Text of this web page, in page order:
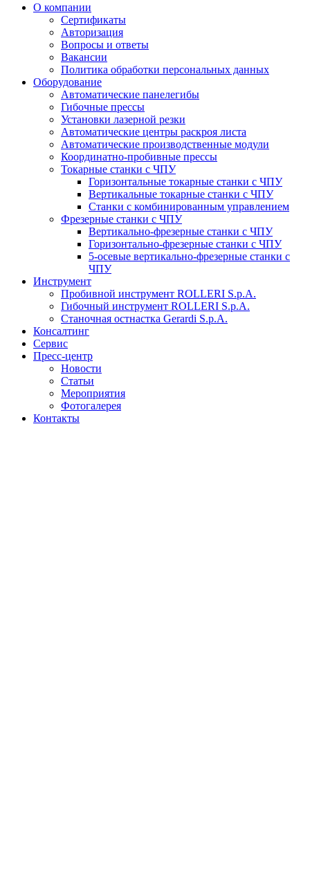
O компании
Сертификаты
Авторизация
Вопросы и ответы
Вакансии
Политика обработки персональных данных
Оборудование
Автоматические панелегибы
Гибочные прессы
Установки лазерной резки
Автоматические центры раскроя листа
Автоматические производственные модули
Координатно-пробивные прессы
Токарные станки с ЧПУ
Горизонтальные токарные станки с ЧПУ
Вертикальные токарные станки с ЧПУ
Станки с комбинированным управлением
Фрезерные станки с ЧПУ
Вертикально-фрезерные станки с ЧПУ
Горизонтально-фрезерные станки с ЧПУ
5-осевые вертикально-фрезерные станки с
ЧПУ
Инструмент
Пробивной инструмент ROLLERI S.p.A.
Гибочный инструмент ROLLERI S.p.A.
Cтаночная остнастка Gerardi S.p.A.
Консалтинг
Сервис
Пресс-центр
Новости
Статьи
Мероприятия
Фотогалерея
Контакты